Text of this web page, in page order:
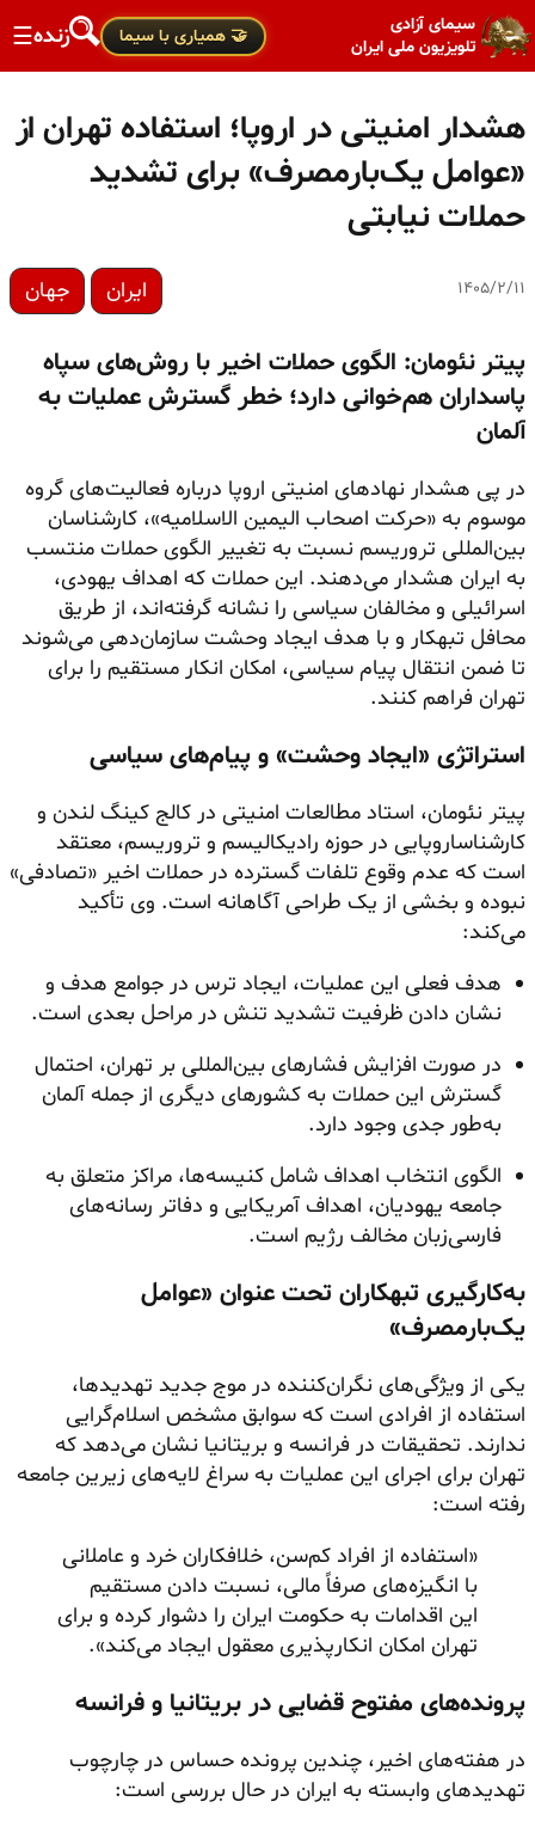
سیمای آزادی
تلویزیون ملی ایران
🤝 همیاری با سیما زنده☰
هشدار امنیتی در اروپا؛ استفاده تهران از
«عوامل یک‌بارمصرف» برای تشدید
حملات نیابتی
۱۴۰۵/۲/۱۱ ایران جهان
پیتر نئومان: الگوی حملات اخیر با روش‌های سپاه
پاسداران هم‌خوانی دارد؛ خطر گسترش عملیات به
آلمان
در پی هشدار نهادهای امنیتی اروپا درباره فعالیت‌های گروه
موسوم به «حرکت اصحاب الیمین الاسلامیه»، کارشناسان
بین‌المللی تروریسم نسبت به تغییر الگوی حملات منتسب
به ایران هشدار می‌دهند. این حملات که اهداف یهودی،
اسرائیلی و مخالفان سیاسی را نشانه گرفته‌اند، از طریق
محافل تبهکار و با هدف ایجاد وحشت سازمان‌دهی می‌شوند
تا ضمن انتقال پیام سیاسی، امکان انکار مستقیم را برای
تهران فراهم کنند.
استراتژی «ایجاد وحشت» و پیام‌های سیاسی
پیتر نئومان، استاد مطالعات امنیتی در کالج کینگ لندن و
کارشناساروپایی در حوزه رادیکالیسم و تروریسم، معتقد
است که عدم وقوع تلفات گسترده در حملات اخیر «تصادفی»
نبوده و بخشی از یک طراحی آگاهانه است. وی تأکید
می‌کند:
هدف فعلی این عملیات، ایجاد ترس در جوامع هدف و
نشان دادن ظرفیت تشدید تنش در مراحل بعدی است.
در صورت افزایش فشارهای بین‌المللی بر تهران، احتمال
گسترش این حملات به کشورهای دیگری از جمله آلمان
به‌طور جدی وجود دارد.
الگوی انتخاب اهداف شامل کنیسه‌ها، مراکز متعلق به
جامعه یهودیان، اهداف آمریکایی و دفاتر رسانه‌های
فارسی‌زبان مخالف رژیم است.
به‌کارگیری تبهکاران تحت عنوان «عوامل
یک‌بارمصرف»
یکی از ویژگی‌های نگران‌کننده در موج جدید تهدیدها،
استفاده از افرادی است که سوابق مشخص اسلام‌گرایی
ندارند. تحقیقات در فرانسه و بریتانیا نشان می‌دهد که
تهران برای اجرای این عملیات به سراغ لایه‌های زیرین جامعه
رفته است:
«استفاده از افراد کم‌سن، خلافکاران خرد و عاملانی
با انگیزه‌های صرفاً مالی، نسبت دادن مستقیم
این اقدامات به حکومت ایران را دشوار کرده و برای
تهران امکان انکارپذیری معقول ایجاد می‌کند».
پرونده‌های مفتوح قضایی در بریتانیا و فرانسه
در هفته‌های اخیر، چندین پرونده حساس در چارچوب
تهدیدهای وابسته به ایران در حال بررسی است: